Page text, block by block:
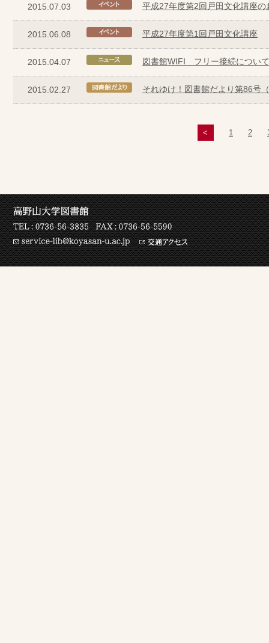
2015.07.03 平成27年度第2回戸田文化講座の
2015.06.08 平成27年度第1回戸田文化講座
2015.04.07 図書館WIFI フリー接続について
2015.02.27 それゆけ！図書館だより第86号
< 1 2